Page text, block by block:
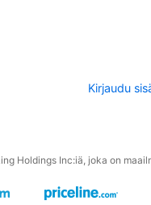
Kirjaudu
Holdings Inc:iä, joka on